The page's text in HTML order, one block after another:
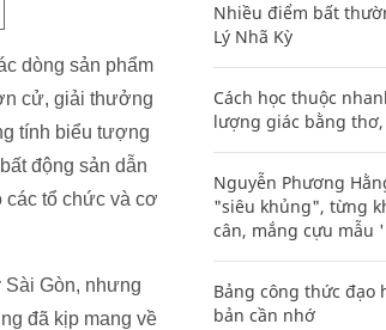
dòng sản phẩm
cử, giải thưởng
tính biểu tượng
động sản dẫn
các tổ chức và cơ
Gòn, nhưng
đã kịp mang về
Nhiều điểm bất
Lý Nhã Kỳ
Cách học thuộc
lượng giác bằng
Nguyễn Phương
"siêu khủng", từng
cân, mắng cựu mẫu
Bảng công thức đạo
bản cần nhớ